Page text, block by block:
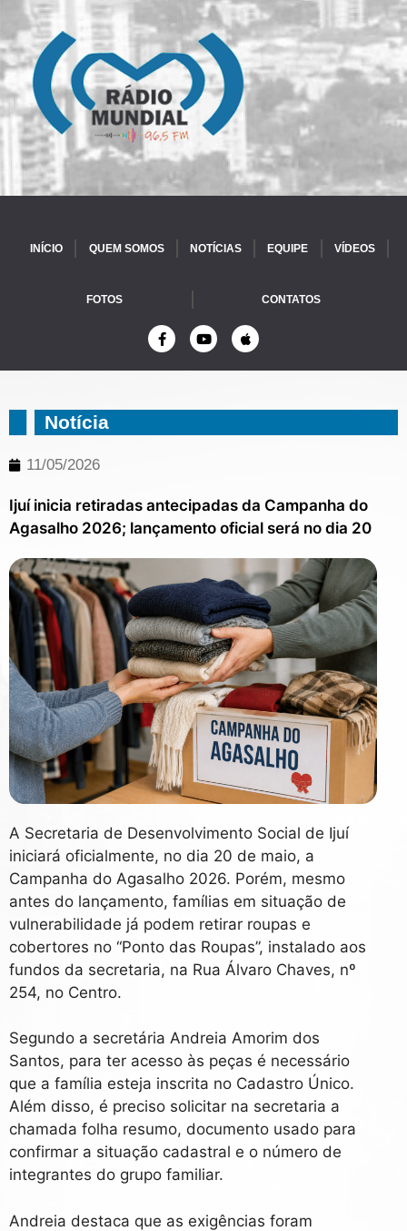
INÍCIO QUEM SOMOS NOTÍCIAS EQUIPE VÍDEOS
FOTOS CONTATOS
Notícia
11/05/2026
Ijuí inicia retiradas antecipadas da Campanha do
Agasalho 2026; lançamento oficial será no dia 20
A Secretaria de Desenvolvimento Social de Ijuí
iniciará oficialmente, no dia 20 de maio, a
Campanha do Agasalho 2026. Porém, mesmo
antes do lançamento, famílias em situação de
vulnerabilidade já podem retirar roupas e
cobertores no “Ponto das Roupas”, instalado aos
fundos da secretaria, na Rua Álvaro Chaves, nº
254, no Centro.
Segundo a secretária Andreia Amorim dos
Santos, para ter acesso às peças é necessário
que a família esteja inscrita no Cadastro Único.
Além disso, é preciso solicitar na secretaria a
chamada folha resumo, documento usado para
confirmar a situação cadastral e o número de
integrantes do grupo familiar.
Andreia destaca que as exigências foram